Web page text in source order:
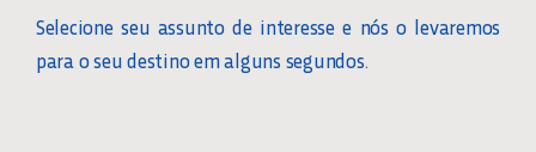
DOCUMENTOS ÚTEIS
Selecione seu assunto de interesse e nós o levaremos
para o seu destino em alguns segundos.